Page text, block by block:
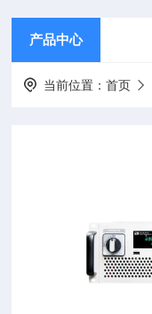
产品中心
当前位置：首页